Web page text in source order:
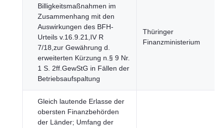
Billigkeitsmaßnahmen im
Zusammenhang mit den
Auswirkungen des BFH-
Urteils v.16.9.21,IV R
7/18,zur Gewährung d.
erweiterten Kürzung n.§ 9 Nr.
1 S. 2ff.GewStG in Fällen der
Betriebsaufspaltung
Thüringer
Finanzministerium
Gleich lautende Erlasse der
obersten Finanzbehörden
der Länder; Umfang der